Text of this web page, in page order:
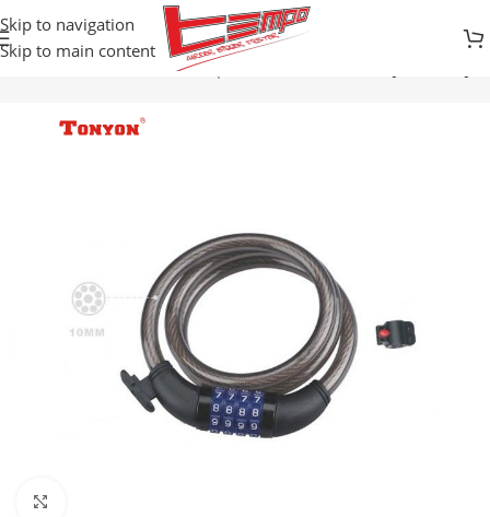
Skip to navigation
Skip to main content
Prodavnica Biciklistička oprema